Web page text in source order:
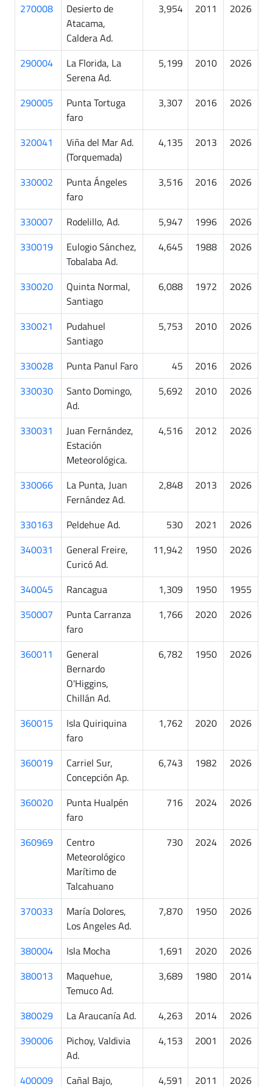
270008
Desierto de
Atacama,
Caldera Ad.
3,954 2011 2026
290004
La Florida, La
Serena Ad.
5,199 2010 2026
290005
Punta Tortuga
faro
3,307 2016 2026
320041
Viña del Mar Ad.
(Torquemada)
4,135 2013 2026
330002
Punta Ángeles
faro
3,516 2016 2026
330007 Rodelillo, Ad. 5,947 1996
2026
330019
Eulogio Sánchez,
Tobalaba Ad.
4,645 1988 2026
330020
Quinta Normal,
Santiago
6,088 1972 2026
330021
Pudahuel
Santiago
5,753 2010 2026
330028 Punta Panul Faro 45 2016
2026
330030
Santo Domingo,
Ad.
5,692 2010 2026
330031
Juan Fernández,
Estación
Meteorológica.
4,516 2012 2026
330066
La Punta, Juan
Fernández Ad.
2,848 2013 2026
330163 Peldehue Ad. 530 2021
2026
340031
General Freire,
Curicó Ad.
11,942 1950 2026
340045 Rancagua 1,309 1950
1955
350007
Punta Carranza
faro
1,766 2020 2026
360011
General
Bernardo
O'Higgins,
Chillán Ad.
6,782 1950 2026
360015
Isla Quiriquina
faro
1,762 2020 2026
360019
Carriel Sur,
Concepción Ap.
6,743 1982 2026
360020
Punta Hualpén
faro
716 2024 2026
360969
Centro
Meteorológico
Marítimo de
Talcahuano
730 2024 2026
370033
María Dolores,
Los Angeles Ad.
7,870 1950 2026
380004 Isla Mocha 1,691 2020
2026
380013
Maquehue,
Temuco Ad.
3,689 1980 2014
380029 La Araucanía Ad. 4,263 2014
2026
390006
Pichoy, Valdivia
Ad.
4,153 2001 2026
400009 Cañal Bajo, 4,591 2011 2026